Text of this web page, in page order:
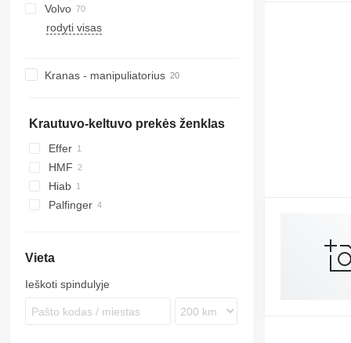
TGS
TGX
Atego
Axor
Premium
G-series
P-series
Volvo
FE
rodyti visas
Kranas - manipuliatorius
Krautuvo-keltuvo prekės ženklas
Effer
HMF
Hiab
Palfinger
Vieta
Ieškoti spindulyje